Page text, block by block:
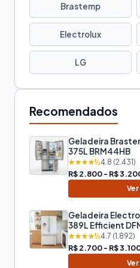
Brastemp
Electrolux
LG
Recomendados
Geladeira
375L BRM44HB
★★★★½4.8 (2.431)
R$ 2.800 - R$
Geladeira
389L Efficient
★★★★½4.7 (1.892)
R$ 2.700 - R$